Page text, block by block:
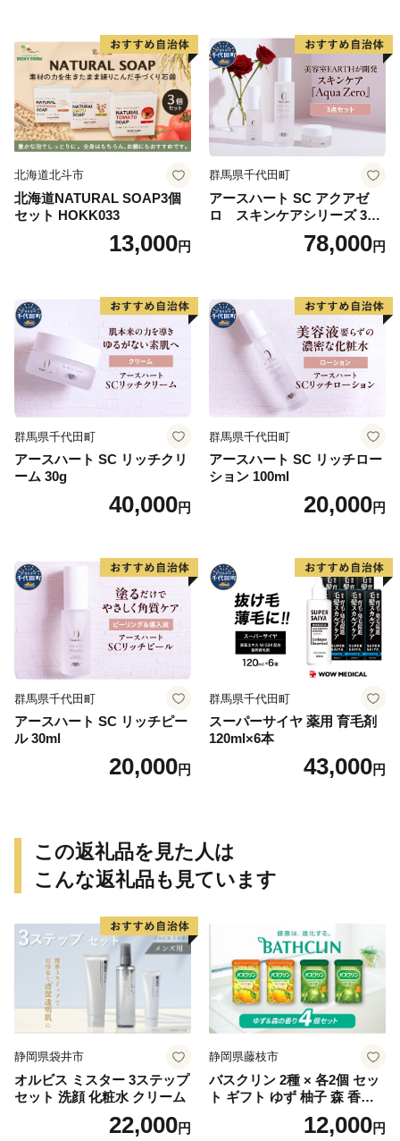
■寄附金受領証明書、寄附金税額控除に係る申告特例申
請書（ワンストップ特例申請書）
○ご入金確認後、発送します。
○返礼品とは別に郵便で発送いたします。
北海道北斗市
北海道NATURAL SOAP3個
セット HOKK033
13,000円
群馬県千代田町
アースハート SC アクアゼ
ロ スキンケアシリーズ 3点
78,000円
群馬県千代田町
アースハート SC リッチクリ
ーム 30g
40,000円
群馬県千代田町
アースハート SC リッチロー
ション 100ml
20,000円
群馬県千代田町
アースハート SC リッチピー
ル 30ml
20,000円
群馬県千代田町
スーパーサイヤ 薬用 育毛剤
120ml×6本
43,000円
この返礼品を見た人は
こんな返礼品も見ています
静岡県袋井市
オルビス ミスター 3ステップ
セット 洗顔 化粧水 クリーム
22,000円
静岡県藤枝市
バスクリン 2種 × 各2個 セッ
ト ギフト ゆず 柚子 森 香り
日用品 お風呂 バス用品 温活
アロマ 香り まとめ買い静岡
12,000円